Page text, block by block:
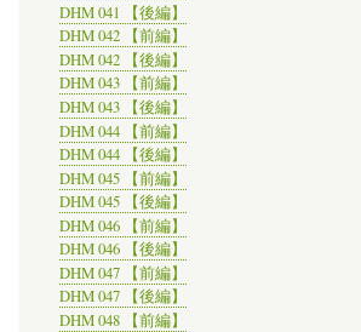
DHM 041 【後編】
DHM 042 【前編】
DHM 042 【後編】
DHM 043 【前編】
DHM 043 【後編】
DHM 044 【前編】
DHM 044 【後編】
DHM 045 【前編】
DHM 045 【後編】
DHM 046 【前編】
DHM 046 【後編】
DHM 047 【前編】
DHM 047 【後編】
DHM 048 【前編】